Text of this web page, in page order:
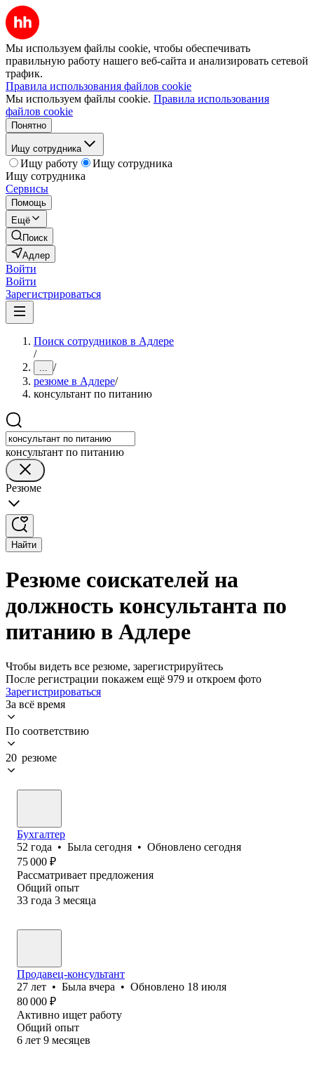
Мы используем файлы cookie, чтобы обеспечивать
правильную работу нашего веб-сайта и анализировать сетевой
трафик.
Правила использования файлов cookie
Мы используем файлы cookie. Правила использования
файлов cookie
Понятно
Ищу сотрудника
Ищу работу
Ищу сотрудника
Ищу сотрудника
Сервисы
Помощь
Ещё
Поиск
Адлер
Войти
Войти
Зарегистрироваться
Поиск сотрудников в Адлере
/
... /
резюме в Адлере/
консультант по питанию
консультант по питанию
Резюме
Найти
Резюме соискателей на
должность консультанта по
питанию в Адлере
Чтобы видеть все резюме, зарегистрируйтесь
После регистрации покажем ещё 979 и откроем фото
Зарегистрироваться
За всё время
По соответствию
20 резюме
Бухгалтер
52 года • Была сегодня • Обновлено сегодня
75 000 ₽
Рассматривает предложения
Общий опыт
33 года 3 месяца
Продавец-консультант
27 лет • Была вчера • Обновлено 18 июля
80 000 ₽
Активно ищет работу
Общий опыт
6 лет 9 месяцев